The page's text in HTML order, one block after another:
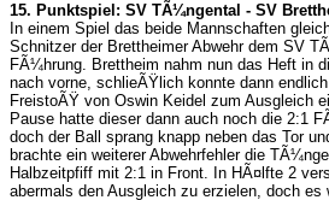
15. Punktspiel: SV TÃ¼ngental - SV
In einem Spiel das beide Mannschaften
Schnitzer der Brettheimer Abwehr dem SV
FÃ¼hrung. Brettheim nahm nun das Heft in
nach vorne, schlieÃŸlich konnte dann
FreistoÃŸ von Oswin Keidel zum Ausgleich
Pause hatte dieser dann auch noch die 2:1
doch der Ball sprang knapp neben das Tor
brachte ein weiterer Abwehrfehler die
Halbzeitpfiff mit 2:1 in Front. In HÃ¤lfte 2
abermals den Ausgleich zu erzielen, doch es